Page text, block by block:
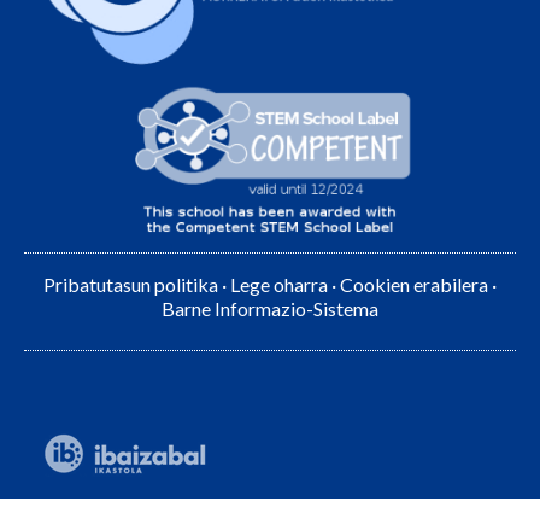
Pribatutasun politika · Lege oharra ·Cookien erabilera ·
Barne Informazio-Sistema